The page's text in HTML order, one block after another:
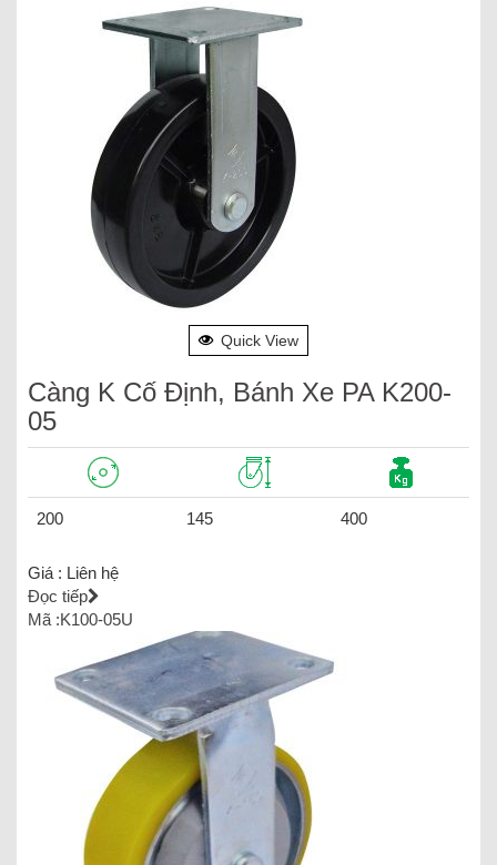
Quick View
Càng K Cố Định, Bánh Xe PA K200-
05
200 145 400
Giá : Liên hệ
Đọc tiếp
Mã :K100-05U